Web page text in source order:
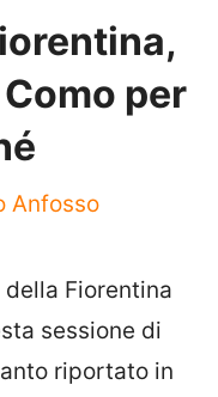
Como per
Anfosso
Fiorentina
sessione di
riportato in